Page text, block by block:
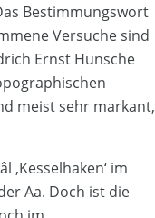
Bestimmungswort
Versuche sind
Ernst Hunsche
meist sehr markant,
im
Aa. Doch ist die